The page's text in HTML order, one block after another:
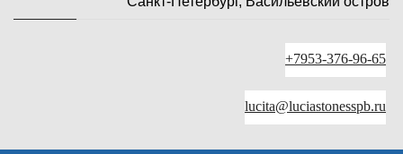
+7953-376-96-65
lucita@luciastonesspb.ru